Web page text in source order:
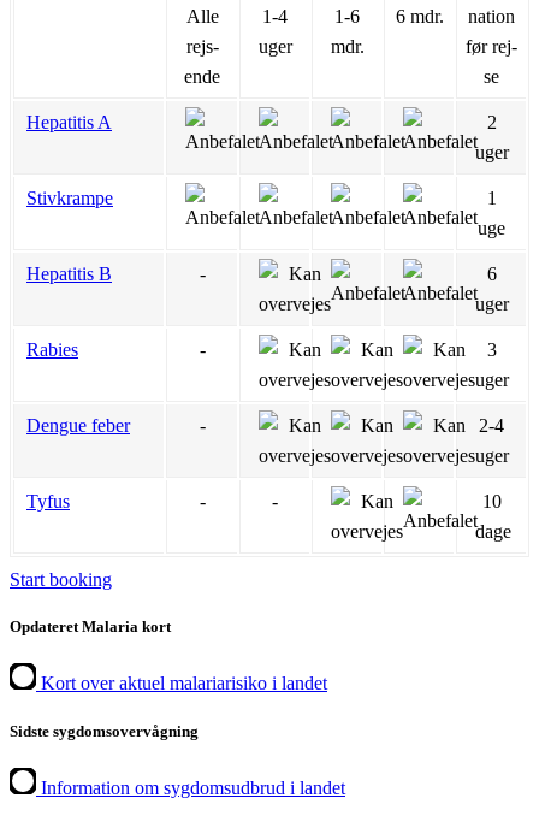
Alle
rejs­
ende
1-4
uger
1-6
mdr.
6 mdr.
na­tion
før rej­
se
Hepatitis A
2
uger
Stivkrampe
1
uge
Hepatitis B -
6
uger
Rabies -
3
uger
Dengue feber -
2-4
uger
Tyfus - -
10
dage
Start booking
Opdateret Malaria kort
Kort over aktuel malariarisiko i landet
Sidste sygdomsovervågning
Information om sygdomsudbrud i landet